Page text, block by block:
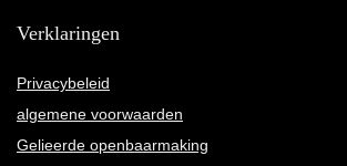
Verklaringen
Privacybeleid
algemene voorwaarden
Gelieerde openbaarmaking